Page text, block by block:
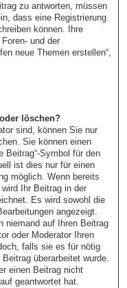
zu antworten, müssen
dass eine Registrierung
können. Ihre
und der
neue Themen erstellen“,
löschen?
sind, können Sie nur
Sie können einen
Beitrag“-Symbol für den
ist dies nur für einen
möglich. Wenn bereits
Ihr Beitrag in der
Es wird sowohl die
angezeigt.
niemand auf Ihren Beitrag
oder Moderator Ihren
falls sie es für nötig
überarbeitet wurde.
einen Beitrag nicht
geantwortet hat.